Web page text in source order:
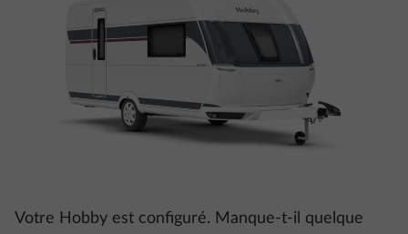
Votre Hobby est configuré. Manque-t-il quelque